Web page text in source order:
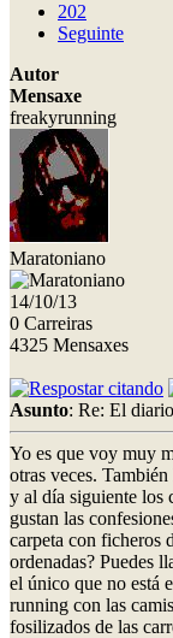
202
Seguinte
Autor
Mensaxe
freakyrunning
Maratoniano
14/10/13
0 Carreiras
4325 Mensaxes
Asunto: Re: El
Yo es que voy muy
otras veces.
y al día siguiente los
gustan las
carpeta con ficheros
ordenadas? Puedes
el único que no está
running con las
fosilizados de las